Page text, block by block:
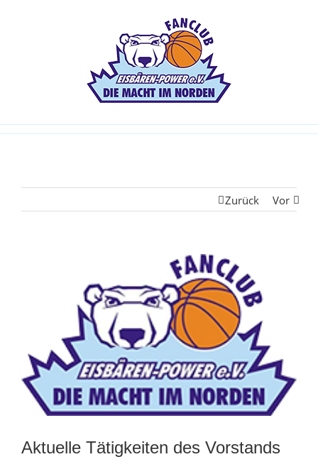
Zurück Vor
Aktuelle Tätigkeiten des Vorstands